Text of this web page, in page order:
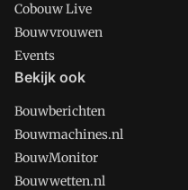
Cobouw Live
Bouwvrouwen
Events
Bekijk ook
Bouwberichten
Bouwmachines.nl
BouwMonitor
Bouwwetten.nl